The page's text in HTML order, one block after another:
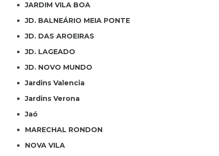
JARDIM VILA BOA
JD. BALNEÁRIO MEIA PONTE
JD. DAS AROEIRAS
JD. LAGEADO
JD. NOVO MUNDO
Jardins Valencia
Jardins Verona
Jaó
MARECHAL RONDON
NOVA VILA